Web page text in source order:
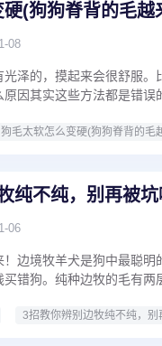
(狗狗脊背的毛越
08
泽的，摸起来会很舒服
因其实这些方法都是错误
狗毛太软怎么变硬(狗狗脊背的毛
纯不纯，别再被
06
边境牧羊犬是狗中最聪
错狗。纯种边牧的毛有两
3招教你辨别边牧纯不纯，别